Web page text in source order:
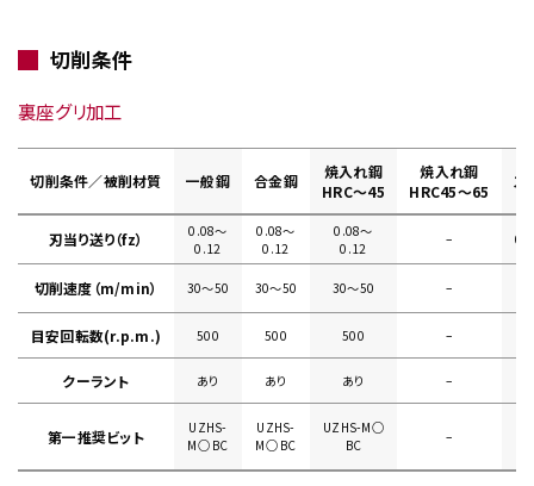
切削条件
裏座グリ加工
切削条件／被削材質 一般鋼 合金鋼
焼入れ鋼
HRC～45
焼入れ鋼
HRC45～65
ス
刃当り送り（fz）
0.08〜
0.12
0.08〜
0.12
0.08〜
0.12
–
切削速度（m/min） 30〜50 30〜50 30〜50 –
目安回転数(r.p.m.) 500 500 500 –
クーラント あり あり あり –
第一推奨ビット
UZHS-
M○ BC
UZHS-
M○ BC
UZHS-M○
BC
–